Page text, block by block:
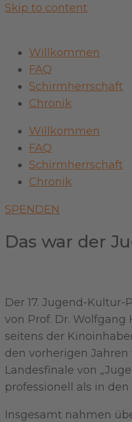
Skip to content
Willkommen
FAQ
Schirmherrschaft
Chronik
Willkommen
FAQ
Schirmherrschaft
Chronik
SPENDEN
Das war der
Der 17. Jugend-Kultur-
von Prof. Dr.
seitens der
den vorherigen
Landesfinale von
professionell als in
Insgesamt nahmen